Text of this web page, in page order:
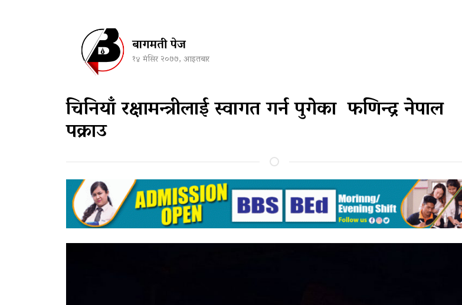
बागमती पेज
१४ मंसिर २०७७, आइतबार
चिनियाँ रक्षामन्त्रीलाई स्वागत गर्न पुगेका फणिन्द्र नेपाल
पक्राउ